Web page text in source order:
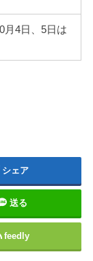
月4日、5日は
シェア
送る
feedly